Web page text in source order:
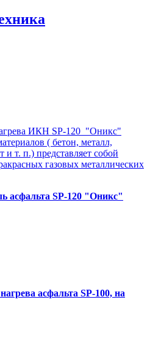
ИКН SP-120 "Оникс"
( бетон, металл,
и т. п.) представляет собой
газовых металлических
асфальта SP-120 "Оникс"
асфальта SP-100, на